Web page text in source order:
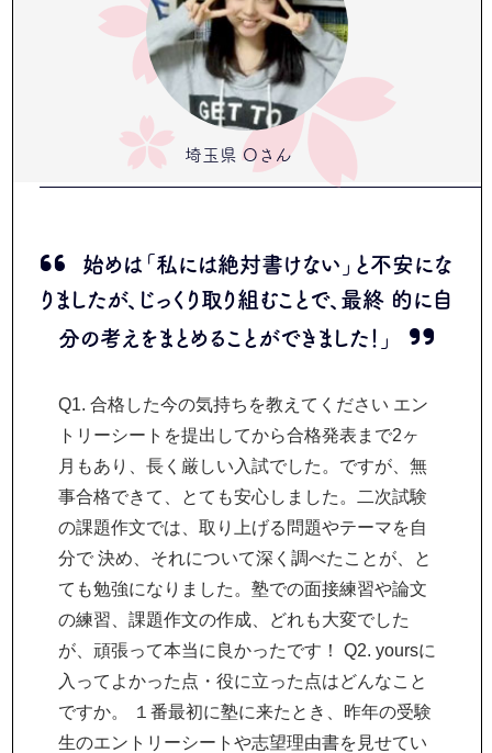
埼玉県 Oさん
始めは「私には絶対書けない」と不安にな
りましたが、じっくり取り組むことで、最終 的に自
分の考えをまとめることができました！」
Q1. 合格した今の気持ちを教えてください エン
トリーシートを提出してから合格発表まで2ヶ
月もあり、長く厳しい入試でした。ですが、無
事合格できて、とても安心しました。二次試験
の課題作文では、取り上げる問題やテーマを自
分で 決め、それについて深く調べたことが、と
ても勉強になりました。塾での面接練習や論文
の練習、課題作文の作成、どれも大変でした
が、頑張って本当に良かったです！ Q2. yoursに
入ってよかった点・役に立った点はどんなこと
ですか。 １番最初に塾に来たとき、昨年の受験
生のエントリーシートや志望理由書を見せてい